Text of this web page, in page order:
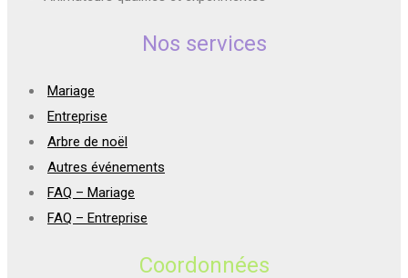
Nos services
Mariage
Entreprise
Arbre de noël
Autres événements
FAQ – Mariage
FAQ – Entreprise
Coordonnées